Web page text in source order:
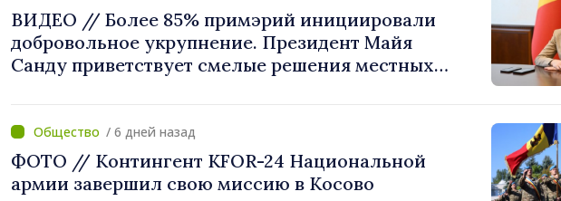
ВИДЕО // Более 85% примэрий инициировали
добровольное укрупнение. Президент Майя
Санду приветствует смелые решения местных
/ 6 дней назад
ФОТО // Контингент KFOR-24 Национальной
армии завершил свою миссию в Косово